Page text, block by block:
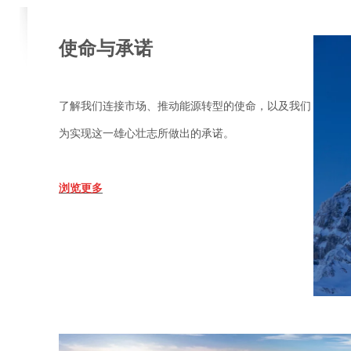
使命与承诺
了解我们连接市场、推动能源转型的使命，以及我们
为实现这一雄心壮志所做出的承诺。
浏览更多